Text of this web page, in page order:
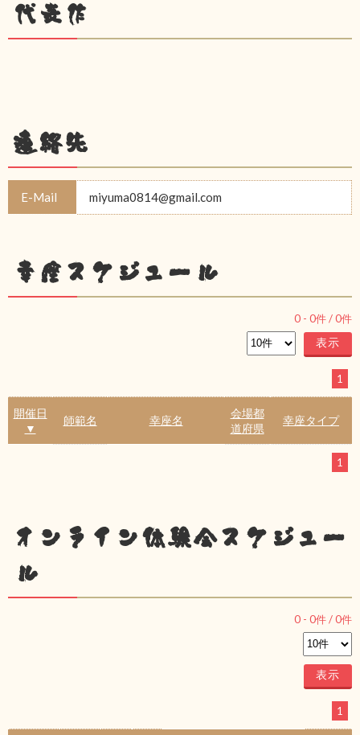
代表作
連絡先
E-Mail miyuma0814@gmail.com
幸座スケジュール
0 - 0件 /0件
1
開催日
▼
師範名 幸座名
会場都
道府県
幸座タイプ
1
オンライン体験会スケジュー
ル
0 - 0件 /0件
1